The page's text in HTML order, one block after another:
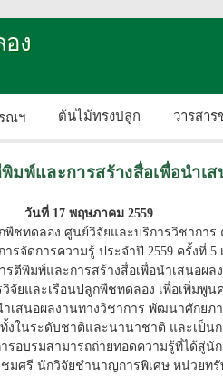
ง
ณฯ ต้นไม้ทรงปลูก วารสา
มพ์และการสร้างสื่อเพื่อนำเ
วันที่ 17 พฤษภาคม 2559
พืชทดลอง ศูนย์วิจัยและบริการวิชาการ
ารจัดการความรู้ ประจำปี 2559 ครั้งที่ 5
รตีพิมพ์และการสร้างสื่อเพื่อนำเสนอผล
จัยและเรือนปลูกพืชทดลอง เพื่อเพิ่มพูน
ำเสนอผลงานทางวิชาการ พัฒนาศักยภ
ในระดับชาติและนานาชาติ และเป็น
รอบรมสามารถถ่ายทอดความรู้ที่ได้สู่นั
มศรี นักวิจัยชำนาญการพิเศษ หน่วยท